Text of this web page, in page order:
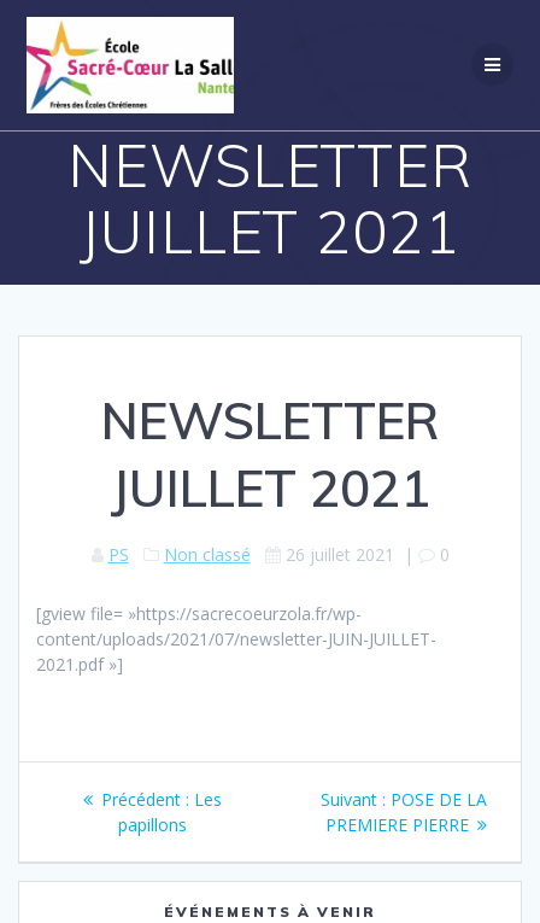
NEWSLETTER
JUILLET 2021
NEWSLETTER
JUILLET 2021
PS Non classé 26 juillet 2021 | 0
[gview file= »https://sacrecoeurzola.fr/wp-
content/uploads/2021/07/newsletter-JUIN-JUILLET-
2021.pdf »]
Navigation
l’article
Précédent : Article
Les
papillons
Suivant : Article
suivant
POSE DE LA
PREMIERE PIERRE
ÉVÉNEMENTS À VENIR